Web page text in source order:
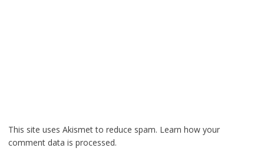
This site uses Akismet to reduce spam. Learn how your
comment data is processed.